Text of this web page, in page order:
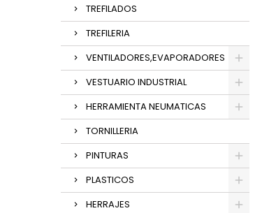
TREFILADOS
TREFILERIA
VENTILADORES,EVAPORADORES
VESTUARIO INDUSTRIAL
HERRAMIENTA NEUMATICAS
TORNILLERIA
PINTURAS
PLASTICOS
HERRAJES